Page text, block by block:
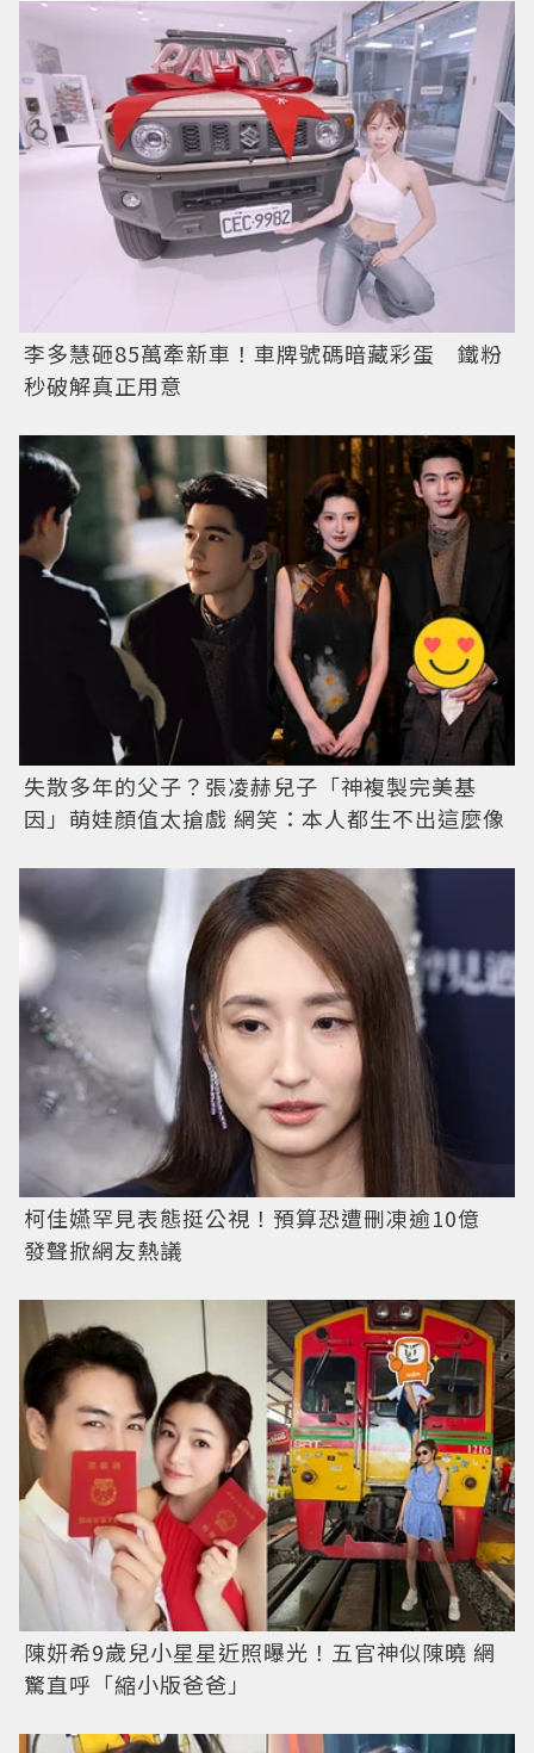
李多慧砸85萬牽新車！車牌號碼暗藏彩蛋 鐵粉
秒破解真正用意
失散多年的父子？張凌赫兒子「神複製完美基
因」萌娃顏值太搶戲 網笑：本人都生不出這麼像
柯佳嬿罕見表態挺公視！預算恐遭刪凍逾10億
發聲掀網友熱議
陳妍希9歲兒小星星近照曝光！五官神似陳曉 網
驚直呼「縮小版爸爸」